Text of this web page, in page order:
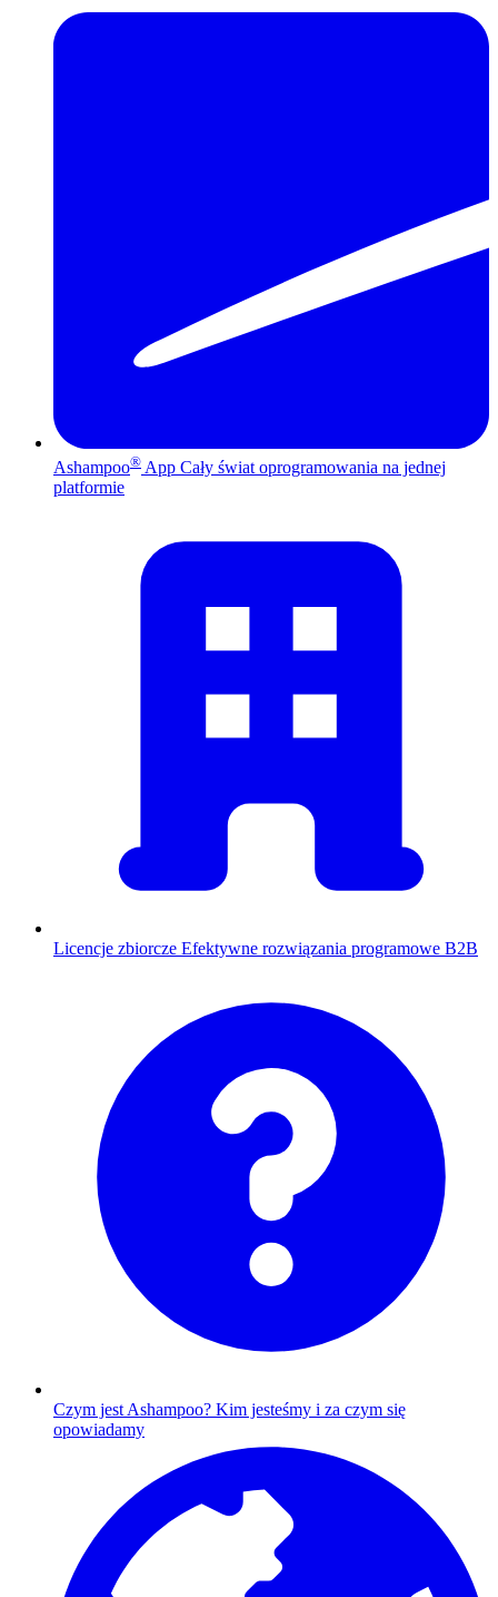
Ashampoo® App Cały świat oprogramowania na jednej
platformie
Licencje zbiorcze Efektywne rozwiązania programowe B2B
Czym jest Ashampoo? Kim jesteśmy i za czym się
opowiadamy